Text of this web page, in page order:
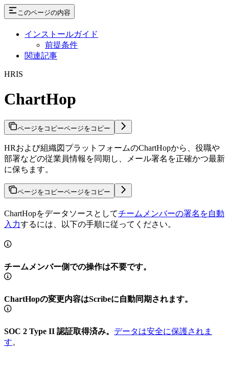
このページの内容
インストールガイド
前提条件
関連記事
HRIS
ChartHop
ページをコピーページをコピー
HRおよび組織図プラットフォームのChartHopから、役職や
部署などの従業員情報を同期し、メール署名を正確かつ最新
に保ちます。
ページをコピーページをコピー
ChartHopをデータソースとしてチームメンバーの署名を自動
入力するには、以下の手順に従ってください。
チームメンバー側での操作は不要です。
ChartHopの変更内容はScribeに自動同期されます。
SOC 2 Type II 認証取得済み。 データは安全に保護されま
す。